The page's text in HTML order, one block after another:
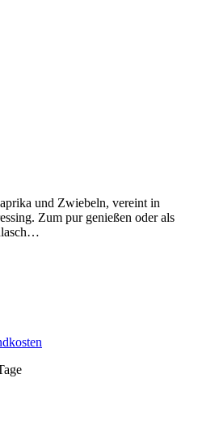
und Zwiebeln, vereint in
Zum pur genießen oder als